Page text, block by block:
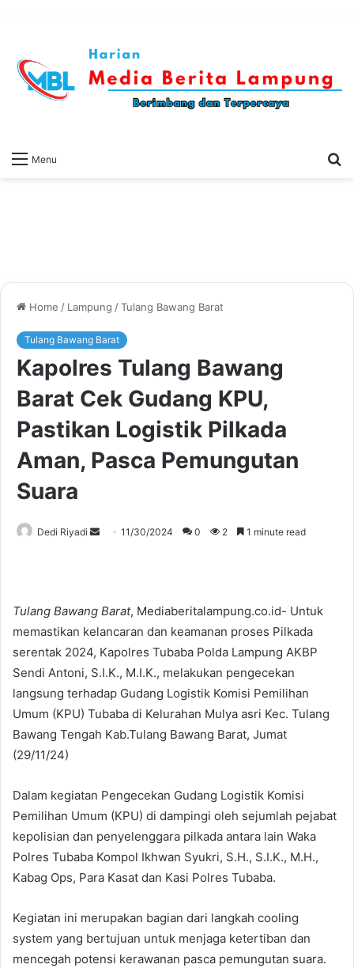
Menu
Home / Lampung /Tulang Bawang Barat
Tulang Bawang Barat
Kapolres Tulang Bawang
Barat Cek Gudang KPU,
Pastikan Logistik Pilkada
Aman, Pasca Pemungutan
Suara
Dedi Riyadi
Send11/30/2024 0 2 1 minute read
Tulang Bawang Barat, Mediaberitalampung.co.id- Untuk
memastikan kelancaran dan keamanan proses Pilkada
serentak 2024, Kapolres Tubaba Polda Lampung AKBP
Sendi Antoni, S.I.K., M.I.K., melakukan pengecekan
langsung terhadap Gudang Logistik Komisi Pemilihan
Umum (KPU) Tubaba di Kelurahan Mulya asri Kec. Tulang
Bawang Tengah Kab.Tulang Bawang Barat, Jumat
(29/11/24)
Dalam kegiatan Pengecekan Gudang Logistik Komisi
Pemilihan Umum (KPU) di dampingi oleh sejumlah pejabat
kepolisian dan penyelenggara pilkada antara lain Waka
Polres Tubaba Kompol Ikhwan Syukri, S.H., S.I.K., M.H.,
Kabag Ops, Para Kasat dan Kasi Polres Tubaba.
Kegiatan ini merupakan bagian dari langkah cooling
system yang bertujuan untuk menjaga ketertiban dan
mencegah potensi kerawanan pasca pemungutan suara.